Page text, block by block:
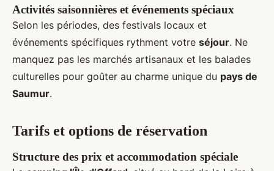
Activités saisonnières et événements spéciaux
Selon les périodes, des festivals locaux et
événements spécifiques rythment votre séjour. Ne
manquez pas les marchés artisanaux et les balades
culturelles pour goûter au charme unique du pays de
Saumur.
Tarifs et options de réservation
Structure des prix et accommodation spéciale